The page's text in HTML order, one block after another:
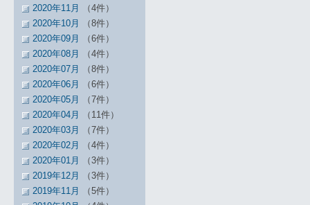
2020年11月
（4件）
2020年10月
（8件）
2020年09月
（6件）
2020年08月
（4件）
2020年07月
（8件）
2020年06月
（6件）
2020年05月
（7件）
2020年04月
（11件）
2020年03月
（7件）
2020年02月
（4件）
2020年01月
（3件）
2019年12月
（3件）
2019年11月
（5件）